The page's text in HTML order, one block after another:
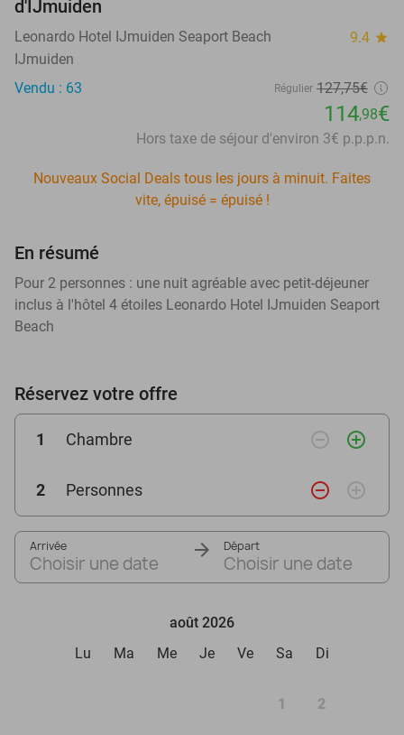
d'IJmuiden
Leonardo Hotel IJmuiden Seaport Beach 9.4 star
IJmuiden
Vendu : 63
Régulier 127,75€
114,98€
Hors taxe de séjour d'environ 3€ p.p.p.n.
Nouveaux Social Deals tous les jours à minuit. Faites
vite, épuisé = épuisé !
En résumé
Pour 2 personnes : une nuit agréable avec petit-déjeuner
inclus à l'hôtel 4 étoiles Leonardo Hotel IJmuiden Seaport
Beach
Réservez votre offre
1 Chambre remove_circle_outline add_circle_outline
2 Personnes remove_circle_outline add_circle_outline
Arrivée
Choisir une date
Départ
Choisir une date
août 2026
Lu
Ma Me Je Ve Sa Di
1 2